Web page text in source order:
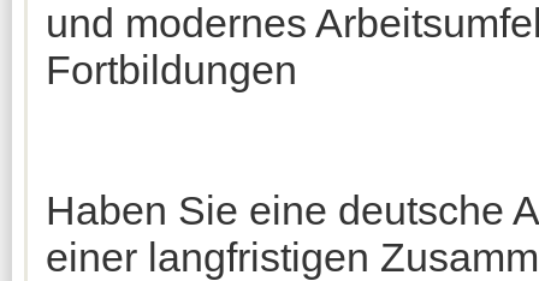
und modernes
Fortbildungen
Haben Sie eine deutsche
einer langfristigen